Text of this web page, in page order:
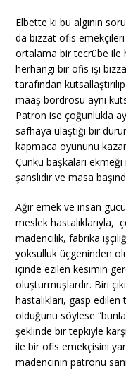
Elbette ki bu algının
da bizzat ofis
ortalama bir tecrübe ile
herhangi bir ofis işi
tarafından
maaş bordrosu aynı
Patron ise çoğunlukla
safhaya ulaştığı bir
kapmaca oyununu
Çünkü başkaları
şanslıdır ve masa
Ağır emek ve insan
meslek hastalıklarıyla,
madencilik, fabrika
yoksulluk üçgeninden
içinde ezilen kesimin
oluşturmuşlardır. Biri
hastalıkları, gasp
olduğunu söylese
şeklinde bir tepkiyle
ile bir ofis emekçisini
madencinin patronu